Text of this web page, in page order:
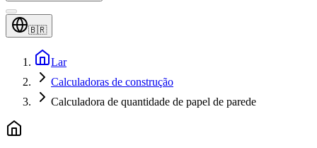
🇧🇷
Lar
Calculadoras de construção
Calculadora de quantidade de papel de parede